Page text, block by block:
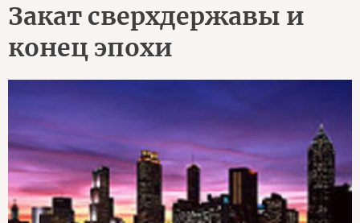
Закат сверхдержавы и
конец эпохи